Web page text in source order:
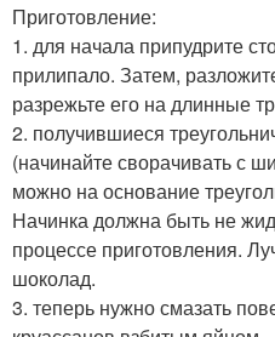
Приготовление:
1. для начала припудрите
прилипало. Затем,
разрежьте его на длинные
2. получившиеся
(начинайте сворачивать с
можно на основание
Начинка должна быть не
процессе приготовления.
шоколад.
3. теперь нужно смазать